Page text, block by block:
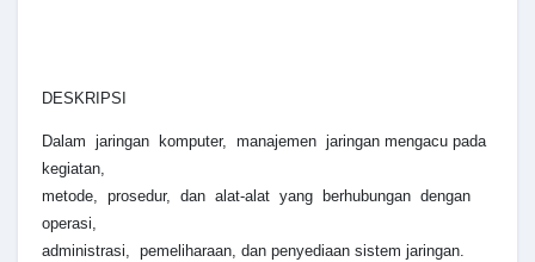
DESKRIPSI
Dalam jaringan komputer, manajemen jaringan mengacu pada
kegiatan,
metode, prosedur, dan alat-alat yang berhubungan dengan
operasi,
administrasi, pemeliharaan, dan penyediaan sistem jaringan.